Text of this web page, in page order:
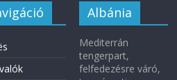
Albánia
Mediterrán
tengerpart,
felfedezésre váró,